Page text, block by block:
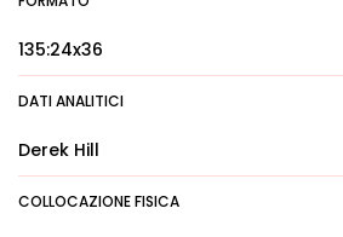
135:24x36
DATI ANALITICI
Derek Hill
COLLOCAZIONE FISICA